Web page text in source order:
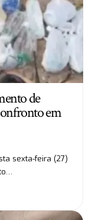
de
em
sexta-feira (27)